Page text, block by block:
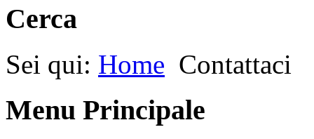
Cerca
Sei qui: Home Contattaci
Menu Principale